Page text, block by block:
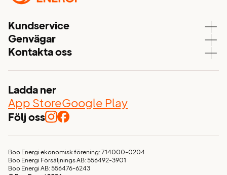
Kundservice
Kundservice
Aktuell driftstatus
Mina sidor
Genvägar
Våra elavtal
Nyhetsflöde
Glöm inte elen vid flytten!
Visselblåsarfunktion
Jobba hos oss
Kontakta oss
Värmdövägen 657
Box 103
132 23, Saltsjö-Boo
Ladda ner
App StoreGoogle Play
Följ oss
Boo Energi ekonomisk förening: 714000-0204
Boo Energi Försäljnings AB: 556492-3901
Boo Energi AB: 556476-6243